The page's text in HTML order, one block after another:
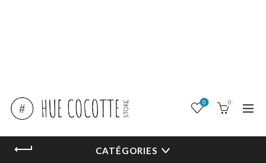
0 0
CATÉGORIES